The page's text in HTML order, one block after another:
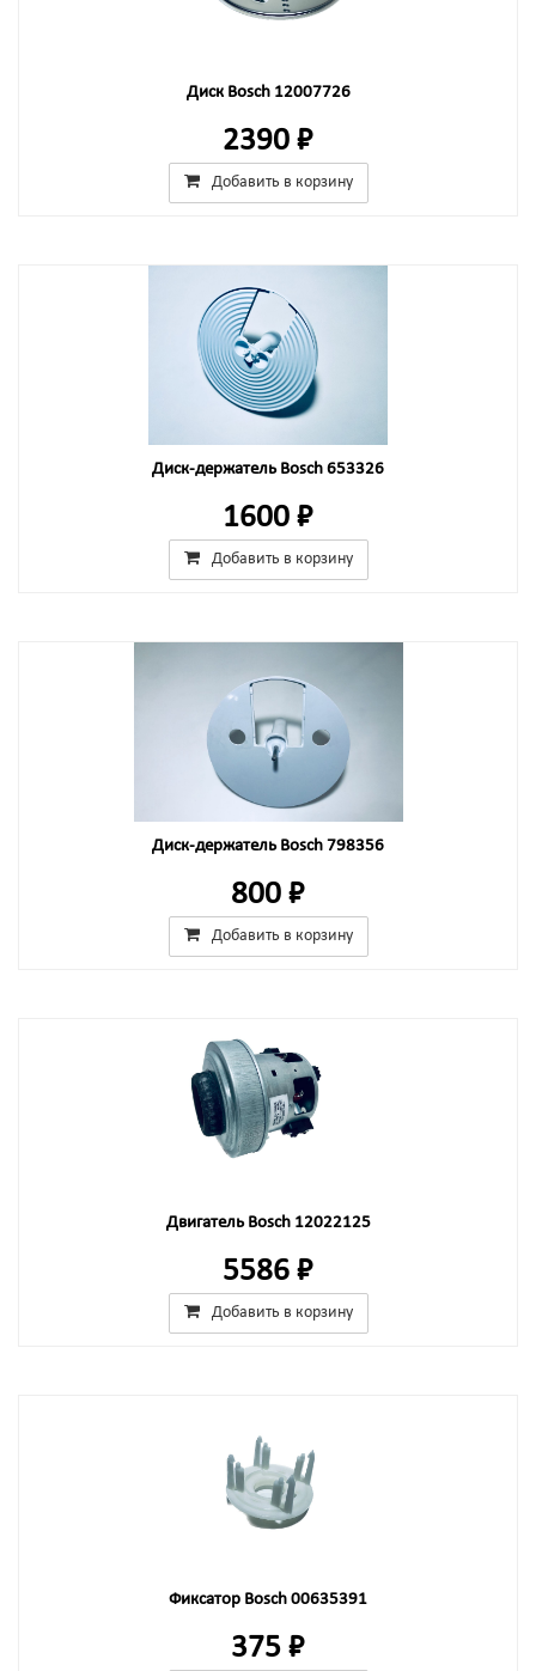
Диск Bosch 12007726
2390 ₽
Добавить в корзину
Диск-держатель Bosch 653326
1600 ₽
Добавить в корзину
Диск-держатель Bosch 798356
800 ₽
Добавить в корзину
Двигатель Bosch 12022125
5586 ₽
Добавить в корзину
Фиксатор Bosch 00635391
375 ₽